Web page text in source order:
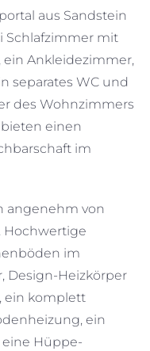
aus Sandstein
Schlafzimmer mit
ein Ankleidezimmer,
separates WC und
des Wohnzimmers
einen
im
angenehm von
im
Design-Heizkörper
ein komplett
ein
eine Hüppe-